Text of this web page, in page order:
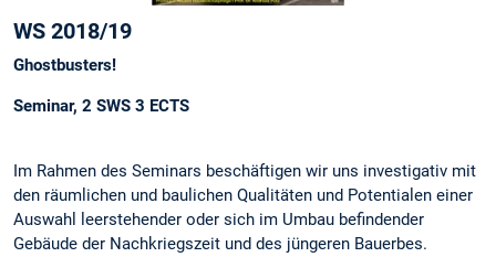
WS 2018/19
Ghostbusters!
Seminar, 2 SWS 3 ECTS
Im Rahmen des Seminars beschäftigen wir uns investigativ mit
den räumlichen und baulichen Qualitäten und Potentialen einer
Auswahl leerstehender oder sich im Umbau befindender
Gebäude der Nachkriegszeit und des jüngeren Bauerbes.